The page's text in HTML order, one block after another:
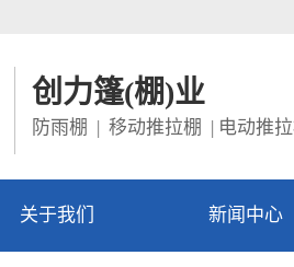
创力篷(棚)业
防雨棚 | 移动推拉棚 | 电动推
关于我们 新闻中心